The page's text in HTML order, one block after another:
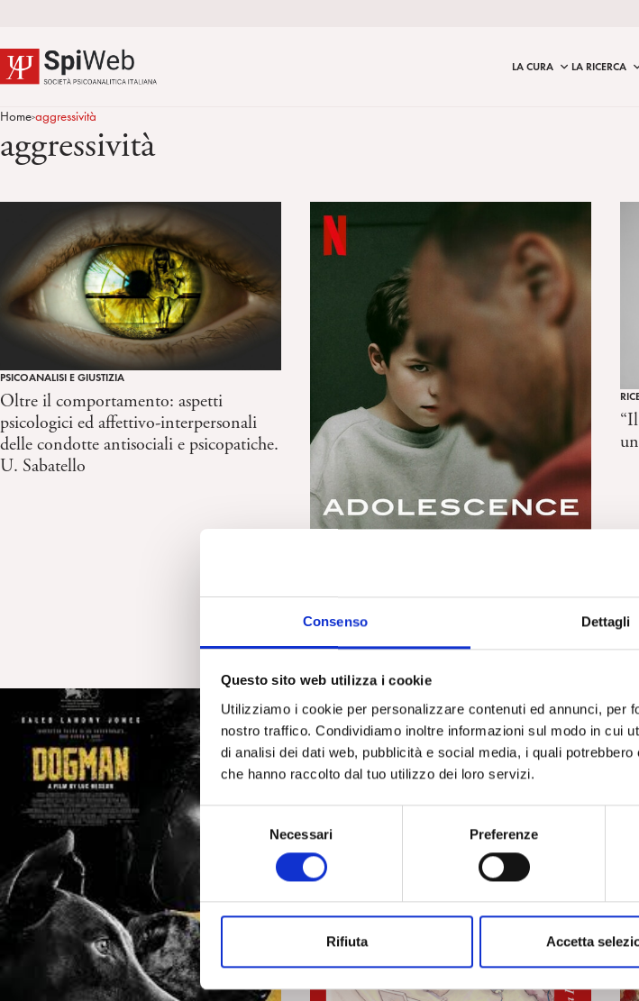
Consenso Dettagli
Questo sito web utilizza i cookie
Utilizziamo i cookie per personalizzare contenuti ed annunci, per
nostro traffico. Condividiamo inoltre informazioni sul modo in cui
di analisi dei dati web, pubblicità e social media, i quali
che hanno raccolto dal tuo utilizzo dei loro servizi.
S
e
z
i
o
e
Necessari Preferenze
Rifiuta Accetta
LA CURA LA RICERCA
Home>aggressività
aggressività
PSICOANALISI E GIUSTIZIA
Oltre il comportamento: aspetti
psicologici ed affettivo-interpersonali
delle condotte antisociali e psicopatiche.
U. Sabatello
SERIE TV
Adolescence – Commento di M. De
Mari